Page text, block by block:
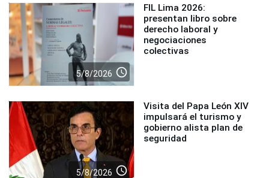
5/8/2026 access_time
FIL Lima 2026:
presentan libro sobre
derecho laboral y
negociaciones
colectivas
5/8/2026 access_time
Visita del Papa León XIV
impulsará el turismo y
gobierno alista plan de
seguridad